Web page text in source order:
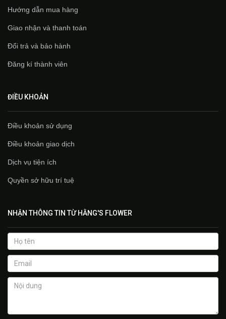
Hướng dẫn mua hàng
Giao nhận và thanh toán
Đổi trả và bảo hành
Đăng kí thành viên
ĐIỀU KHOẢN
Điều khoản sử dụng
Điều khoản giao dịch
Dịch vụ tiện ích
Quyền sở hữu trí tuệ
NHẬN THÔNG TIN TỪ HẰNG'S FLOWER